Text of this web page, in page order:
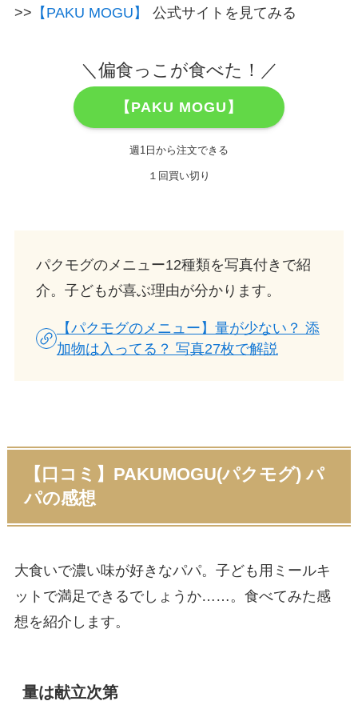
>> 【PAKU MOGU】 公式サイトを見てみる
＼偏食っこが食べた！／
【PAKU MOGU】
週1日から注文できる
１回買い切り
パクモグのメニュー12種類を写真付きで紹
介。子どもが喜ぶ理由が分かります。
【パクモグのメニュー】量が少ない？ 添
加物は入ってる？ 写真27枚で解説
【口コミ】PAKUMOGU(パクモグ) パ
パの感想
大食いで濃い味が好きなパパ。子ども用ミールキ
ットで満足できるでしょうか……。食べてみた感
想を紹介します。
量は献立次第